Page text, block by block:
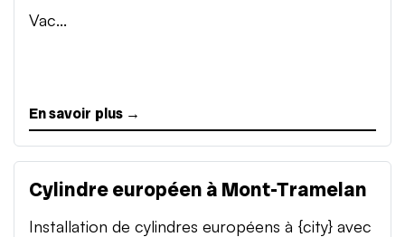
Vac...
En savoir plus →
Cylindre européen à Mont-Tramelan
Installation de cylindres européens à {city} avec